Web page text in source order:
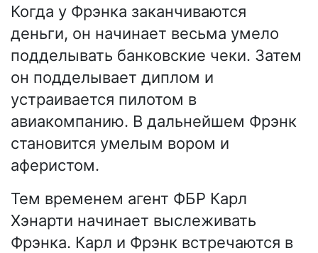
Когда у Фрэнка заканчиваются
деньги, он начинает весьма умело
подделывать банковские чеки. Затем
он подделывает диплом и
устраивается пилотом в
авиакомпанию. В дальнейшем Фрэнк
становится умелым вором и
аферистом.
Тем временем агент ФБР Карл
Хэнарти начинает выслеживать
Фрэнка. Карл и Фрэнк встречаются в